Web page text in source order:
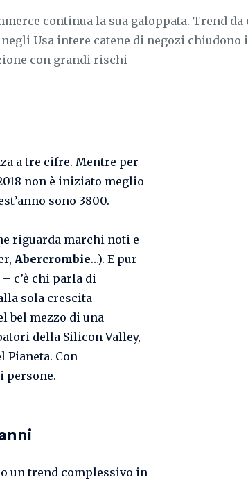
continua la sua galoppata. Trend
negli Usa intere catene di negozi chiudono
con grandi rischi
a tre cifre. Mentre per
non è iniziato meglio
sono 3800.
riguarda marchi noti e
Abercrombie…). E pur
c’è chi parla di
sola crescita
bel mezzo di una
della Silicon Valley,
Pianeta. Con
persone.
un trend complessivo in